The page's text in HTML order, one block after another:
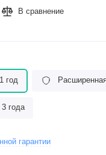
В сравнение
год
года
гарантии